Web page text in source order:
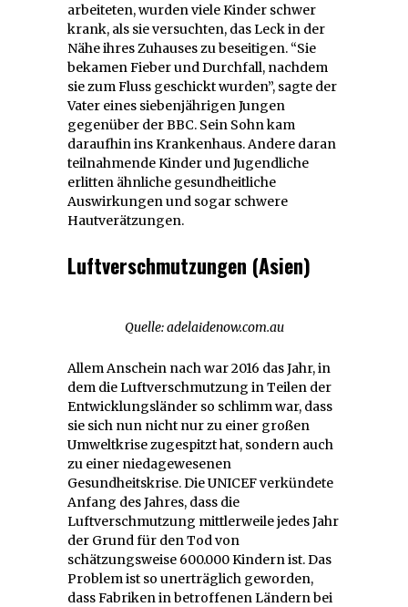
arbeiteten, wurden viele Kinder schwer
krank, als sie versuchten, das Leck in der
Nähe ihres Zuhauses zu beseitigen. “Sie
bekamen Fieber und Durchfall, nachdem
sie zum Fluss geschickt wurden”, sagte der
Vater eines siebenjährigen Jungen
gegenüber der BBC. Sein Sohn kam
daraufhin ins Krankenhaus. Andere daran
teilnahmende Kinder und Jugendliche
erlitten ähnliche gesundheitliche
Auswirkungen und sogar schwere
Hautverätzungen.
Luftverschmutzungen (Asien)
Quelle: adelaidenow.com.au
Allem Anschein nach war 2016 das Jahr, in
dem die Luftverschmutzung in Teilen der
Entwicklungsländer so schlimm war, dass
sie sich nun nicht nur zu einer großen
Umweltkrise zugespitzt hat, sondern auch
zu einer niedagewesenen
Gesundheitskrise. Die UNICEF verkündete
Anfang des Jahres, dass die
Luftverschmutzung mittlerweile jedes Jahr
der Grund für den Tod von
schätzungsweise 600.000 Kindern ist. Das
Problem ist so unerträglich geworden,
dass Fabriken in betroffenen Ländern bei